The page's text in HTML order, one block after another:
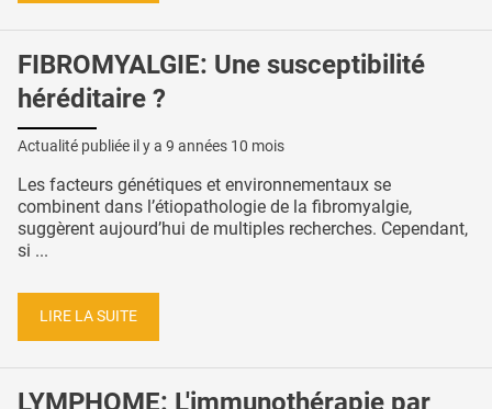
FIBROMYALGIE: Une susceptibilité
héréditaire ?
Actualité publiée il y a 9 années 10 mois
Les facteurs génétiques et environnementaux se
combinent dans l’étiopathologie de la fibromyalgie,
suggèrent aujourd’hui de multiples recherches. Cependant,
si ...
LIRE LA SUITE
LYMPHOME: L'immunothérapie par